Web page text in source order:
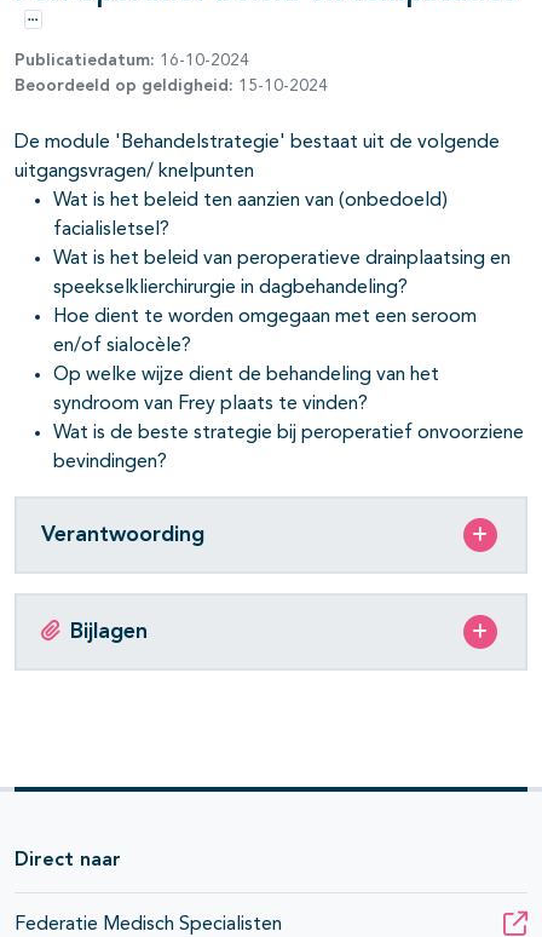
Opties
Publicatiedatum: 16-10-2024
Beoordeeld op geldigheid: 15-10-2024
De module 'Behandelstrategie' bestaat uit de volgende
uitgangsvragen/ knelpunten
Wat is het beleid ten aanzien van (onbedoeld)
facialisletsel?
Wat is het beleid van peroperatieve drainplaatsing en
speekselklierchirurgie in dagbehandeling?
Hoe dient te worden omgegaan met een seroom
en/of sialocèle?
Op welke wijze dient de behandeling van het
syndroom van Frey plaats te vinden?
Wat is de beste strategie bij peroperatief onvoorziene
bevindingen?
Verantwoording
Bijlagen
Direct naar
Federatie Medisch Specialisten